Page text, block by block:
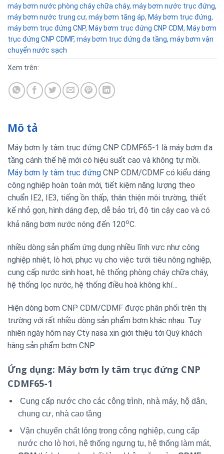
máy bơm nước phòng cháy chữa cháy, máy bơm nước trục đứng,
máy bơm nước trung cư, máy bơm tăng áp, Máy bơm trục đứng,
máy bơm trục đứng CNP, Máy bơm trục đứng CNP CDM, Máy bơm
trục đứng CNP CDMF, máy bơm trục đứng đa tầng, máy bơm vận
chuyển nước sạch
Xem trên:
Mô tả
Máy bơm ly tâm trục đứng CNP CDMF65-1 là máy bơm đa
tầng cánh thế hệ mới có hiệu suất cao và không tự mồi.
Máy bơm ly tâm trục đứng CNP CDM/CDMF có kiểu dáng
công nghiệp hoàn toàn mới, tiết kiệm năng lượng theo
chuẩn IE2, IE3, tiếng ồn thấp, thân thiện môi trường, thiết
kế nhỏ gọn, hình dáng đẹp, dễ bảo trì, độ tin cậy cao và có
khả năng bơm nước nóng đến 120oC.
nhiều dòng sản phẩm ứng dụng nhiều lĩnh vực như công
nghiệp nhiệt, lò hơi, phục vụ cho việc tưới tiêu nông nghiệp,
cung cấp nước sinh hoạt, hệ thống phòng cháy chữa cháy,
hệ thống lọc nước, hệ thống điều hoà không khí…
Hiện dòng bơm CNP CDM/CDMF được phân phối trên thị
trường với rất nhiều dòng sản phẩm bơm khác nhau. Tuy
nhiên ngày hôm nay Cty nasa xin giới thiệu tới Quý khách
hàng sản phẩm bơm CNP
Ứng dụng: Máy bơm ly tâm trục đứng CNP
CDMF65-1
Cung cấp nước cho các công trình, nhà máy, hộ dân,
chung cư, nhà cao tầng
Vận chuyển chất lỏng trong công nghiệp, cung cấp
nước cho lò hơi, hệ thống ngưng tụ, hệ thống làm mát,